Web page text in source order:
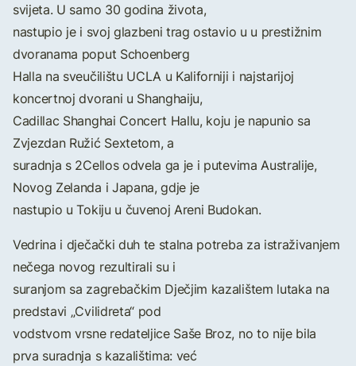
svijeta. U samo 30 godina života,
nastupio je i svoj glazbeni trag ostavio u u prestižnim
dvoranama poput Schoenberg
Halla na sveučilištu UCLA u Kaliforniji i najstarijoj
koncertnoj dvorani u Shanghaiju,
Cadillac Shanghai Concert Hallu, koju je napunio sa
Zvjezdan Ružić Sextetom, a
suradnja s 2Cellos odvela ga je i putevima Australije,
Novog Zelanda i Japana, gdje je
nastupio u Tokiju u čuvenoj Areni Budokan.
Vedrina i dječački duh te stalna potreba za istraživanjem
nečega novog rezultirali su i
suranjom sa zagrebačkim Dječjim kazalištem lutaka na
predstavi „Cvilidreta“ pod
vodstvom vrsne redateljice Saše Broz, no to nije bila
prva suradnja s kazalištima: već